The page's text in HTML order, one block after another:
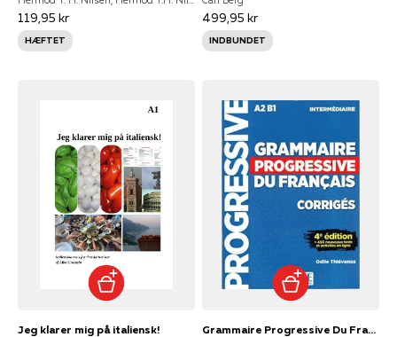
119,95 kr
HÆFTET
499,95 kr
INDBUNDET
Jeg klarer mig på italiensk! Grammaire Progressive Du Francais - Niveau Intermediaire (a2